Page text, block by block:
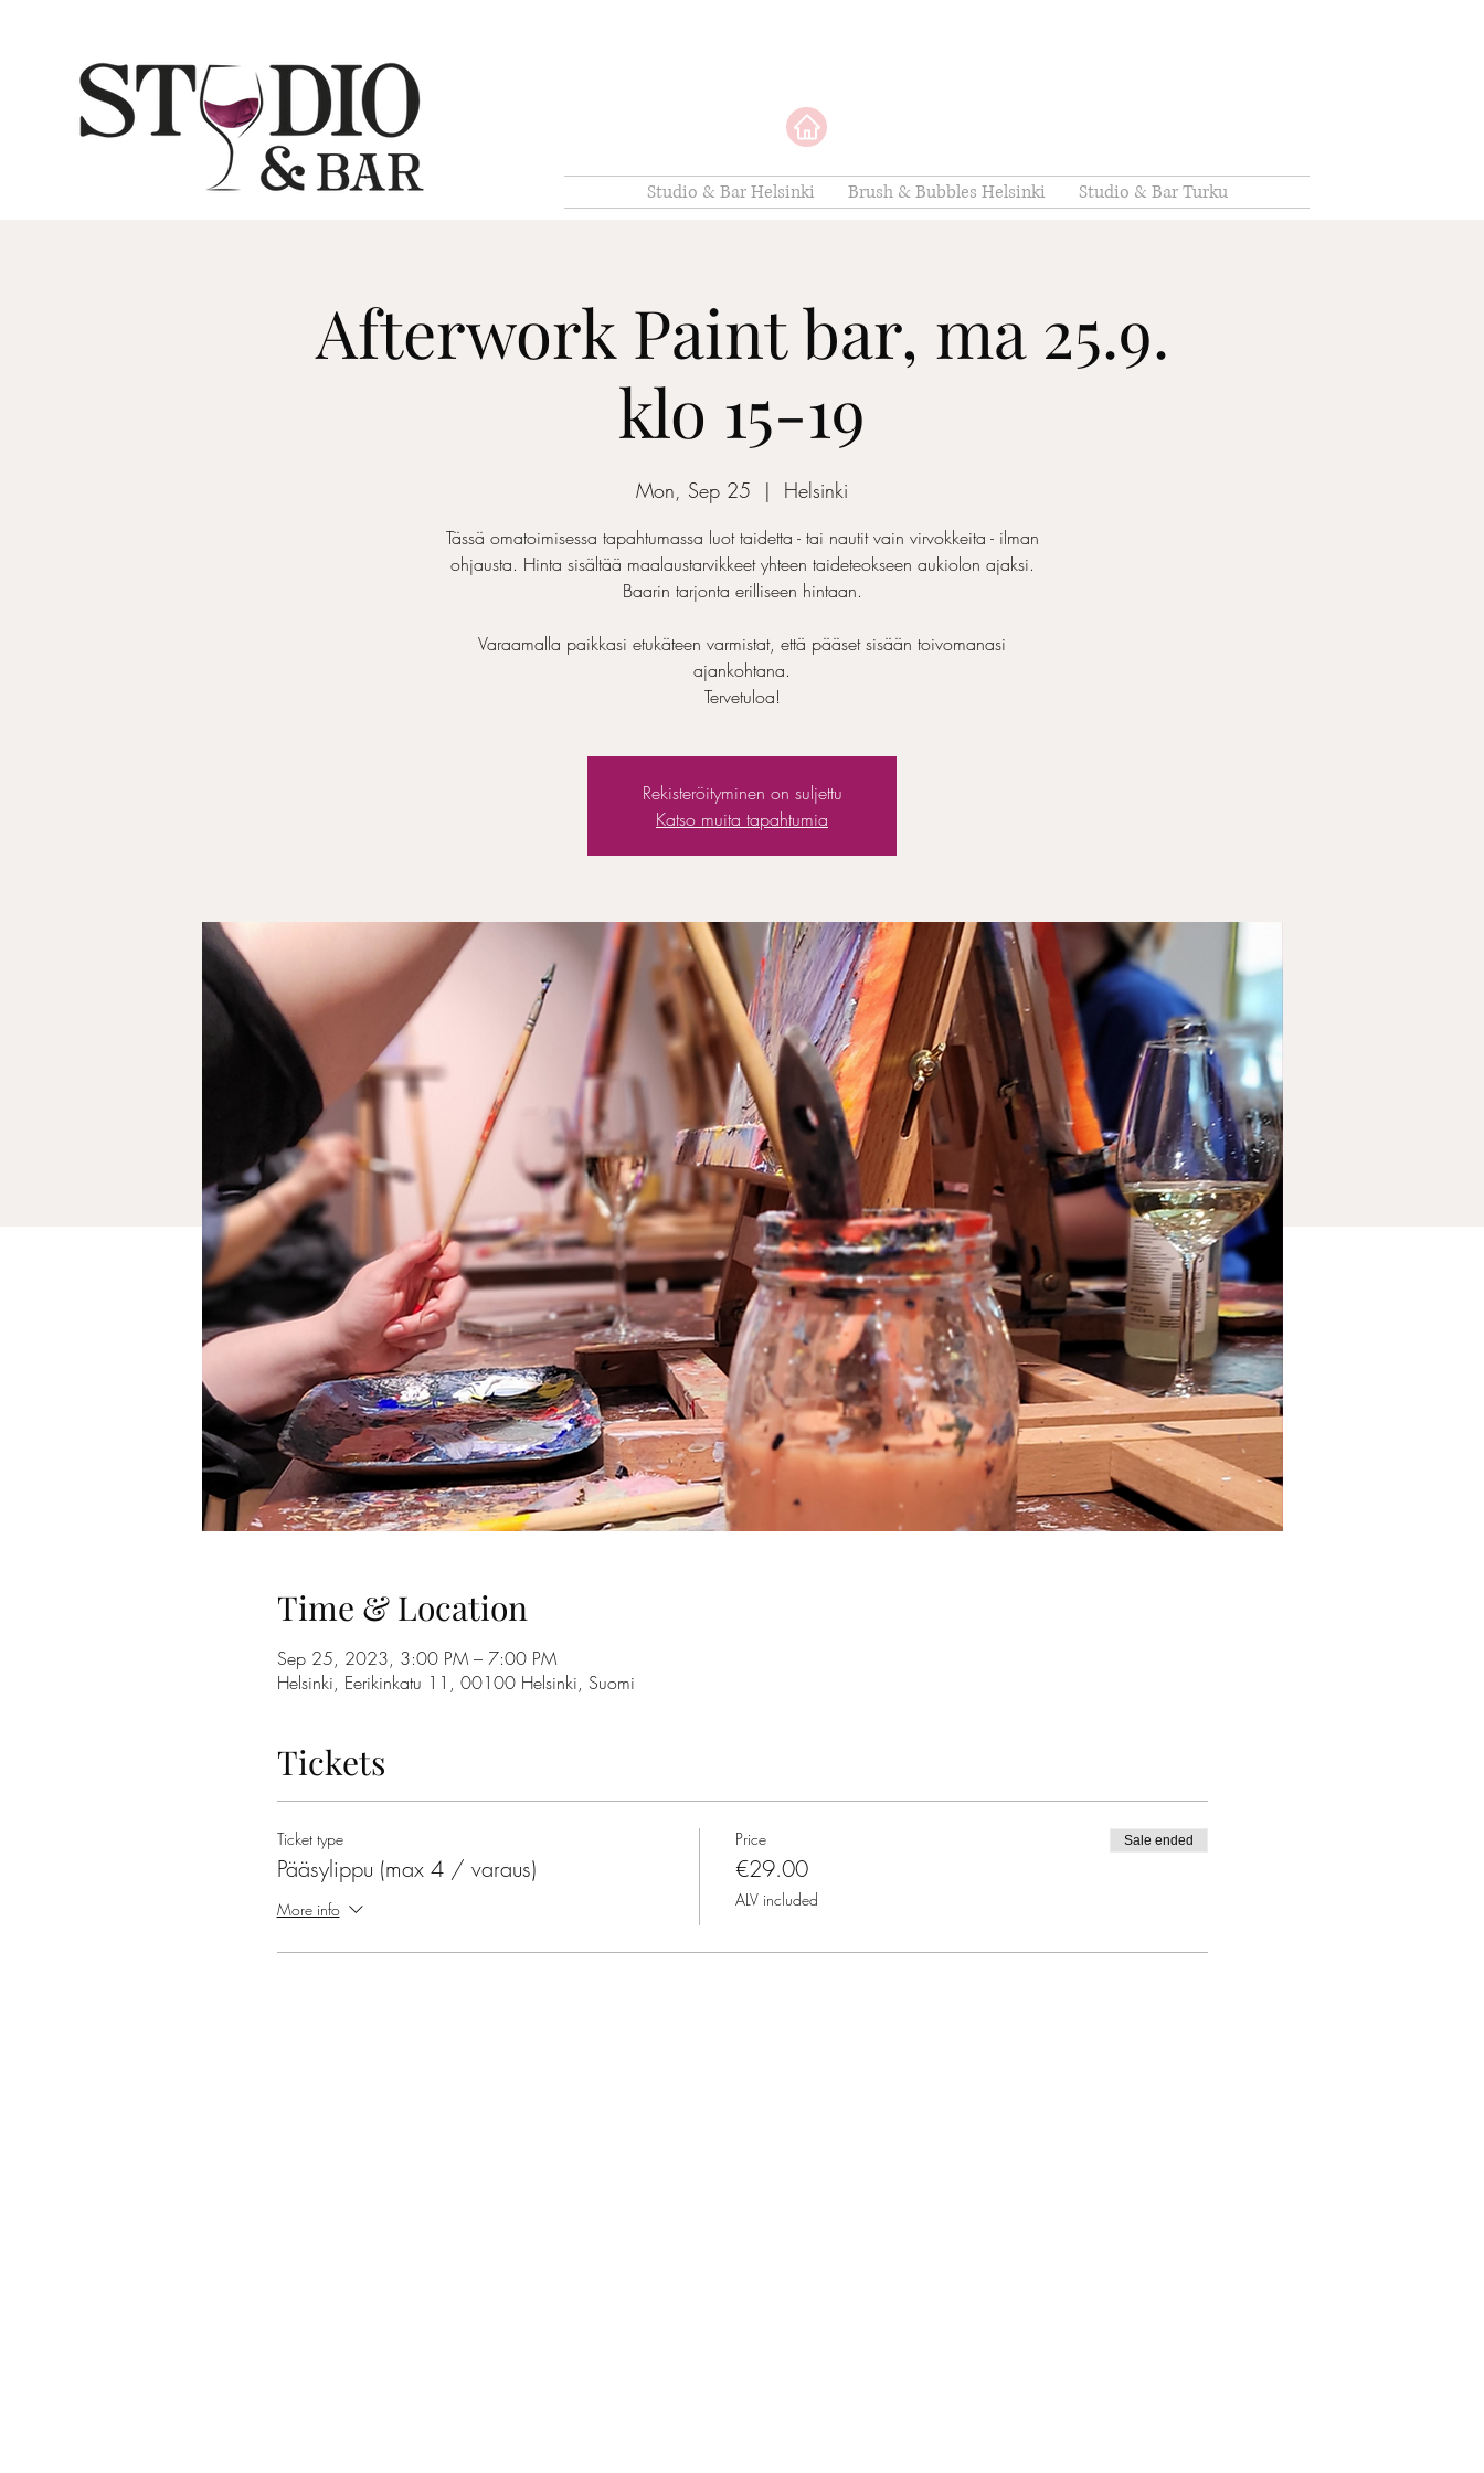
Studio & Bar Helsinki Brush & Bubbles Helsinki Studio & Bar Turku
Afterwork Paint bar, ma 25.9.
klo 15-19
Mon, Sep 25
  |
Helsinki
Tässä omatoimisessa tapahtumassa luot taidetta - tai nautit vain virvokkeita - ilman
ohjausta. Hinta sisältää maalaustarvikkeet yhteen taideteokseen aukiolon ajaksi.
Baarin tarjonta erilliseen hintaan.
Varaamalla paikkasi etukäteen varmistat, että pääset sisään toivomanasi
ajankohtana.
Tervetuloa!
Rekisteröityminen on suljettu
Katso muita tapahtumia
Time & Location
Sep 25, 2023, 3:00 PM – 7:00 PM
Helsinki, Eerikinkatu 11, 00100 Helsinki, Suomi
Tickets
Ticket type
Pääsylippu (max 4 / varaus)
More info
Price
€29.00
ALV included
Sale ended